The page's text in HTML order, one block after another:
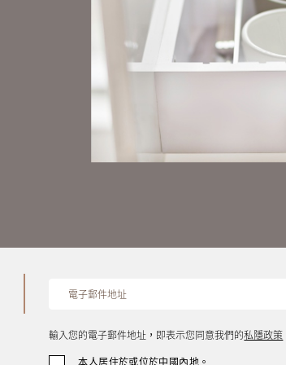
輸入您的電子郵件地址，即表示您同意我們的私隱政策
本人居住於或位於中國內地。